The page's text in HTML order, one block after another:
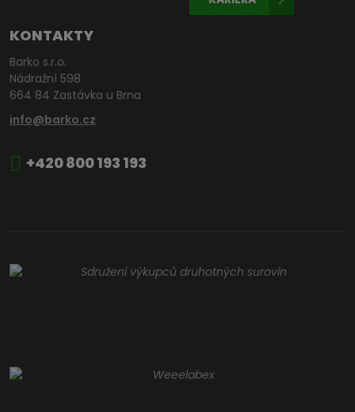
KONTAKTY
Barko s.r.o.
Nádražní 598
664 84 Zastávka u Brna
info@barko.cz
+420 800 193 193